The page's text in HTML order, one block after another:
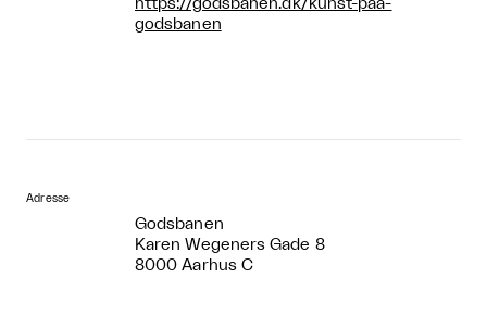
https://godsbanen.dk/kunst-paa-
godsbanen
Adresse
Godsbanen
Karen Wegeners Gade 8
8000 Aarhus C